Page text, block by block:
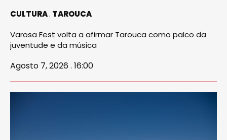
CULTURA TAROUCA
Varosa Fest volta a afirmar Tarouca como palco da
juventude e da música
Agosto 7, 2026 . 16:00